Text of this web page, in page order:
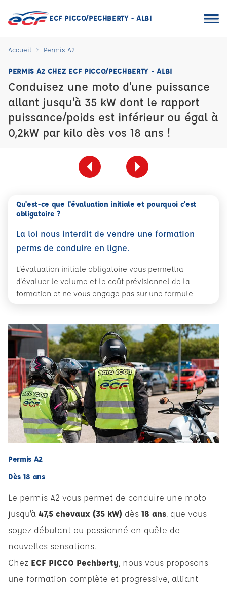
ECF PICCO/PECHBERTY - ALBI
Accueil Permis A2
PERMIS A2 CHEZ ECF PICCO/PECHBERTY - ALBI
Conduisez une moto d’une puissance
allant jusqu’à 35 kW dont le rapport
puissance/poids est inférieur ou égal à
0,2kW par kilo dès vos 18 ans !
Qu'est-ce que l'évaluation initiale et pourquoi c'est
obligatoire ?
La loi nous interdit de vendre une formation
perms de conduire en ligne.
L'évaluation initiale obligatoire vous permettra
d'évaluer le volume et le coût prévisionnel de la
formation et ne vous engage pas sur une formule
Permis A2
Dès 18 ans
Le permis A2 vous permet de conduire une moto
jusqu’à 47,5 chevaux (35 kW) dès 18 ans, que vous
soyez débutant ou passionné en quête de
nouvelles sensations.
Chez ECF PICCO Pechberty, nous vous proposons
une formation complète et progressive, alliant